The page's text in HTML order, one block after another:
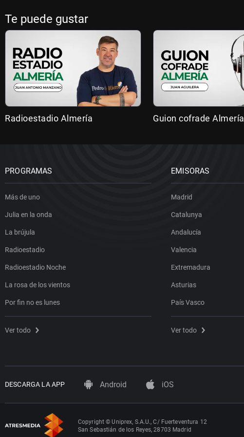
Te puede gustar
Radioestadio Almería Guion cofrade Almería
PROGRAMAS
Más de uno
Julia en la onda
La brújula
Radioestadio
Radioestadio Noche
La rosa de los vientos
Por fin no es lunes
Ver todo
EMISORAS
Madrid
Catalunya
Andalucía
Valencia
Extremadura
Asturias
País Vasco
Ver todo
DESCARGA LA APP Android iOS
Copyright © Uniprex, S.A.U., C/ Fuerteventura 12
San Sebastián de los Reyes, 28703 Madrid